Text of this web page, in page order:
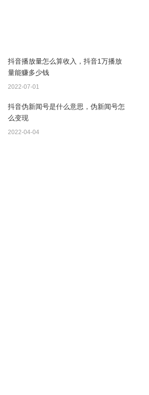
抖音播放量怎么算收入，抖音1万播放
量能赚多少钱
2022-07-01
抖音伪新闻号是什么意思，伪新闻号怎
么变现
2022-04-04